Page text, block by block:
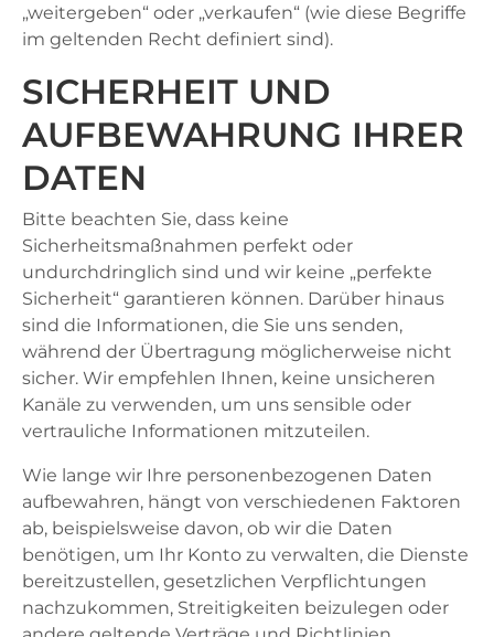
„weitergeben“ oder „verkaufen“ (wie diese Begriffe
im geltenden Recht definiert sind).
SICHERHEIT UND
AUFBEWAHRUNG IHRER
DATEN
Bitte beachten Sie, dass keine
Sicherheitsmaßnahmen perfekt oder
undurchdringlich sind und wir keine „perfekte
Sicherheit“ garantieren können. Darüber hinaus
sind die Informationen, die Sie uns senden,
während der Übertragung möglicherweise nicht
sicher. Wir empfehlen Ihnen, keine unsicheren
Kanäle zu verwenden, um uns sensible oder
vertrauliche Informationen mitzuteilen.
Wie lange wir Ihre personenbezogenen Daten
aufbewahren, hängt von verschiedenen Faktoren
ab, beispielsweise davon, ob wir die Daten
benötigen, um Ihr Konto zu verwalten, die Dienste
bereitzustellen, gesetzlichen Verpflichtungen
nachzukommen, Streitigkeiten beizulegen oder